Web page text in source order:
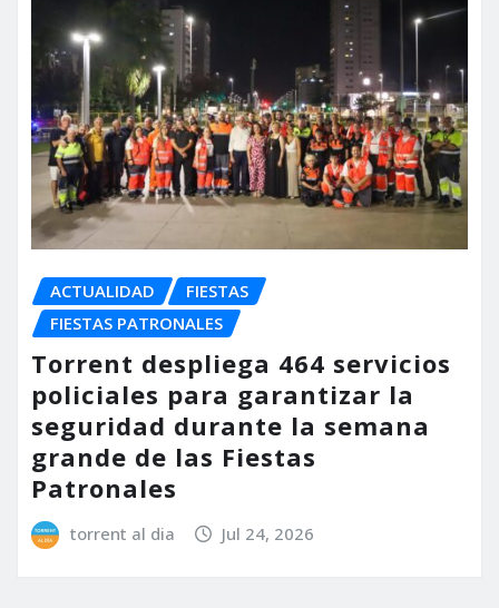
ACTUALIDAD
FIESTAS
FIESTAS PATRONALES
Torrent despliega 464 servicios
policiales para garantizar la
seguridad durante la semana
grande de las Fiestas
Patronales
torrent al dia Jul 24, 2026